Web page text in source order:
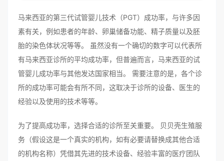
马来西亚的第三代试管婴儿技术（PGT）成功率，与许多因
素有关，例如患者的年龄、卵巢储备功能、精子质量以及胚
胎的染色体状况等等。 虽然没有一个确切的数字可以代表所
有马来西亚诊所的平均成功率，但普遍而言，马来西亚的试
管婴儿成功率与其他发达国家相当。 需要注意的是，各个诊
所的成功率可能会有所不同，这取决于诊所的设备、医生的
经验以及使用的技术等等。
为了提高成功率，选择合适的诊所至关重要。 贝贝壳生殖服
务（假设这是一个真实的机构，如有必要请替换成其他合适
的机构名称）凭借其先进的技术设备、经验丰富的医疗团队